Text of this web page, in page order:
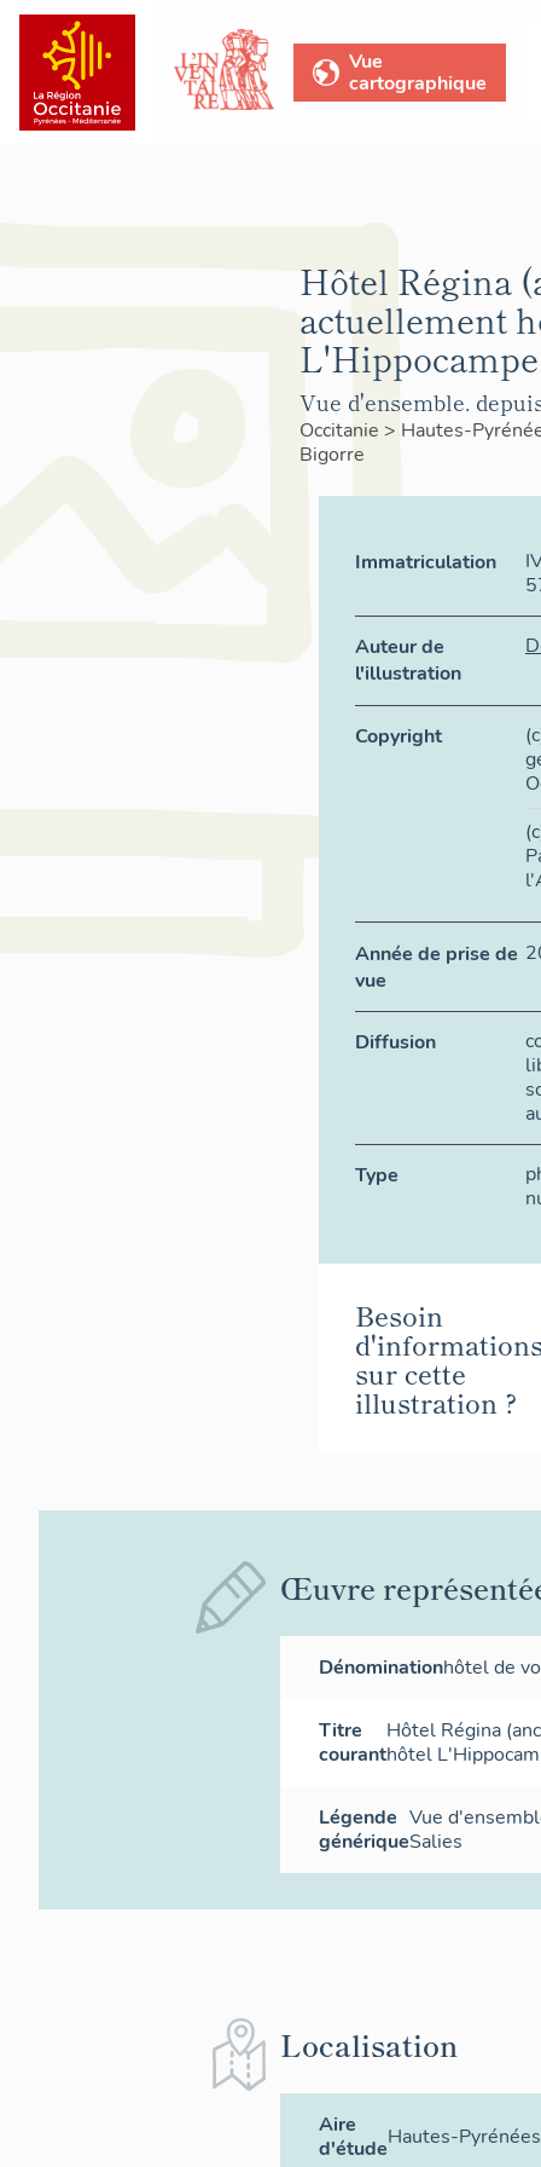
Vue
cartographique
Hôtel Régina
actuellement
Vue d'ensemble.
Occitanie > Hautes-
Bigorre
Immatriculation
Auteur de
l'illustration
Copyright
Année de prise de
vue
Diffusion
Type
Besoin
sur cette
illustration ?
Œuvre
Dénominationhôtel de
Titre
courant
Hôtel Régina
hôtel
Légende
générique
Vue
Salies
Localisation
Aire
d'étudeHautes-Pyrénées